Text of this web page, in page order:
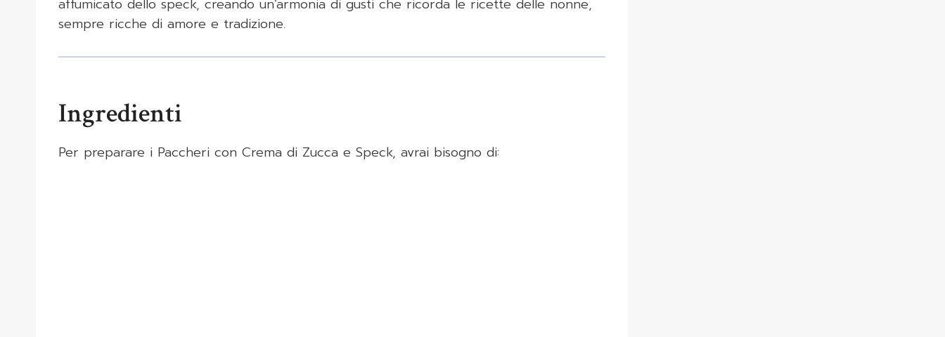
affumicato dello speck, creando un’armonia di gusti che ricorda le ricette delle nonne,
sempre ricche di amore e tradizione.
Ingredienti
Per preparare i Paccheri con Crema di Zucca e Speck, avrai bisogno di: